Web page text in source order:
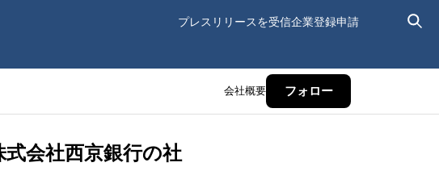
プレスリリースを受信企業登録申請
会社概要 フォロー
会社西京銀行の社